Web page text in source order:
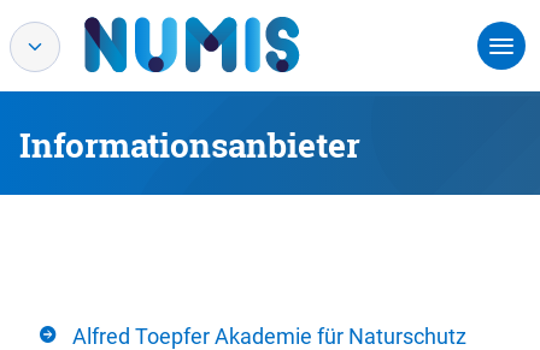
Informationsanbieter
Alfred Toepfer Akademie für Naturschutz